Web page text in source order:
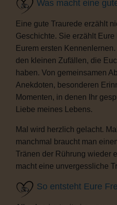
Was macht eine
Eine gute Traurede erzählt
Geschichte. Sie erzählt
Eurem ersten
den kleinen Zufällen, die
haben. Von gemeinsamen
Anekdoten, besonderen
Momenten, in denen Ihr
Liebe meines Lebens.
Mal wird herzlich gelacht.
manchmal braucht man
Tränen der Rührung wieder
macht eine unvergessliche
So entsteht Eure